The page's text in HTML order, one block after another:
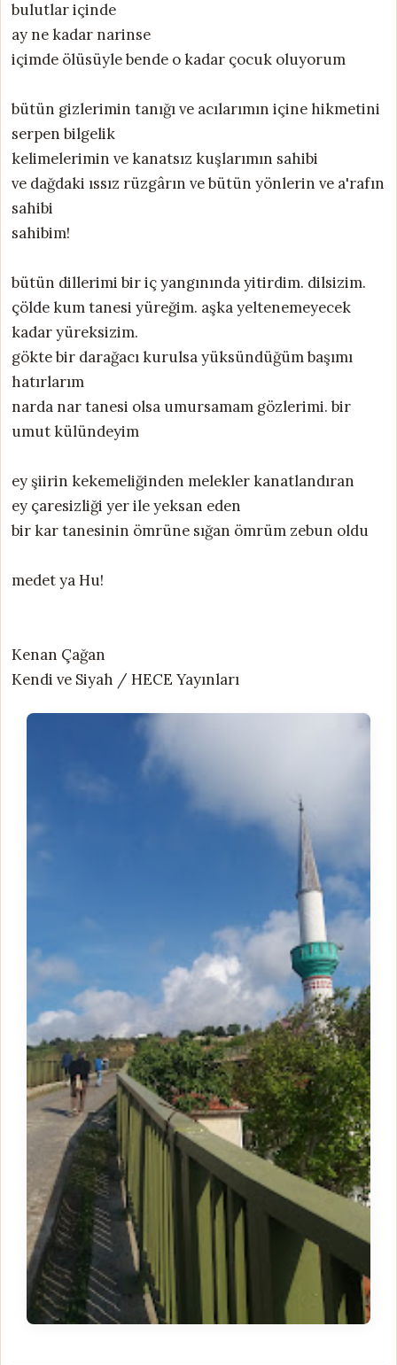
bulutlar içinde
ay ne kadar narinse
içimde ölüsüyle bende o kadar çocuk oluyorum
bütün gizlerimin tanığı ve acılarımın içine hikmetini
serpen bilgelik
kelimelerimin ve kanatsız kuşlarımın sahibi
ve dağdaki ıssız rüzgârın ve bütün yönlerin ve a'rafın
sahibi
sahibim!
bütün dillerimi bir iç yangınında yitirdim. dilsizim.
çölde kum tanesi yüreğim. aşka yeltenemeyecek
kadar yüreksizim.
gökte bir darağacı kurulsa yüksündüğüm başımı
hatırlarım
narda nar tanesi olsa umursamam gözlerimi. bir
umut külündeyim
ey şiirin kekemeliğinden melekler kanatlandıran
ey çaresizliği yer ile yeksan eden
bir kar tanesinin ömrüne sığan ömrüm zebun oldu
medet ya Hu!
Kenan Çağan
Kendi ve Siyah / HECE Yayınları